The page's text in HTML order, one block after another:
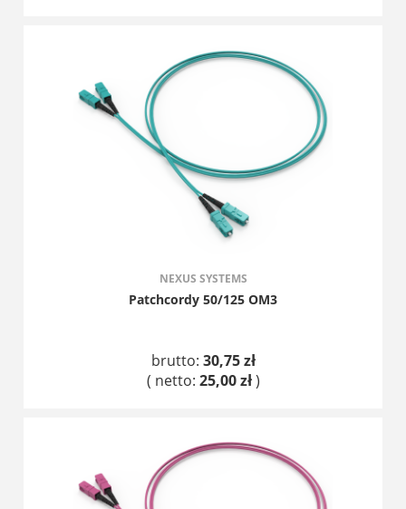
NEXUS SYSTEMS
Patchcordy 50/125 OM3
brutto: 30,75 zł
( netto: 25,00 zł)